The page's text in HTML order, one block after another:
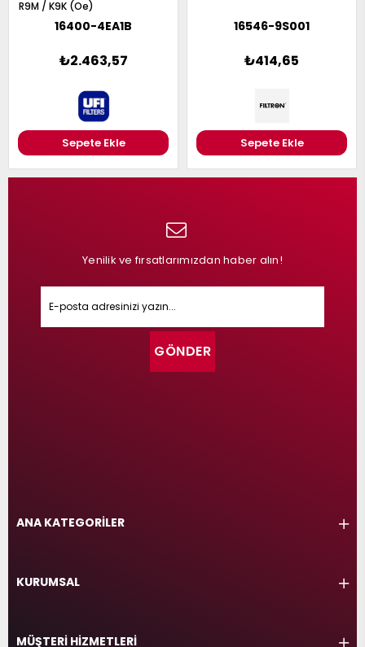
R9M / K9K (Oe)
16400-4EA1B
₺2.463,57
Sepete Ekle
16546-9S001
₺414,65
Sepete Ekle
Yenilik ve fırsatlarımızdan haber alın!
GÖNDER
ANA KATEGORİLER
KURUMSAL
MÜŞTERİ HİZMETLERİ